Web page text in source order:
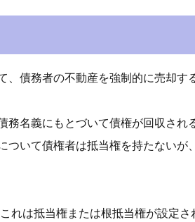
、債務者の不動産を強制的に売却す
名義にもとづいて債権が回収され
ついて債権者は抵当権を持たないが
れは抵当権または根抵当権が設定